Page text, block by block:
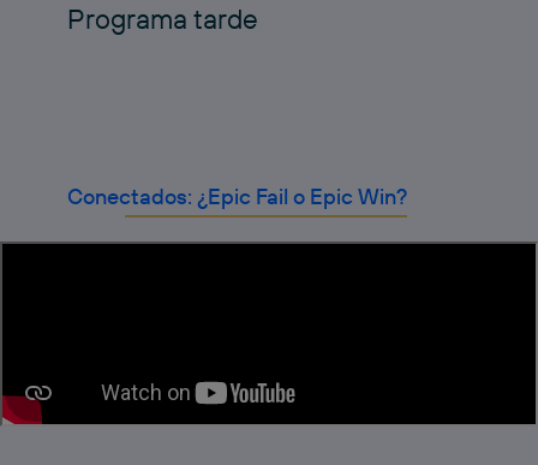
Programa tarde
Conectados: ¿Epic Fail o Epic Win?